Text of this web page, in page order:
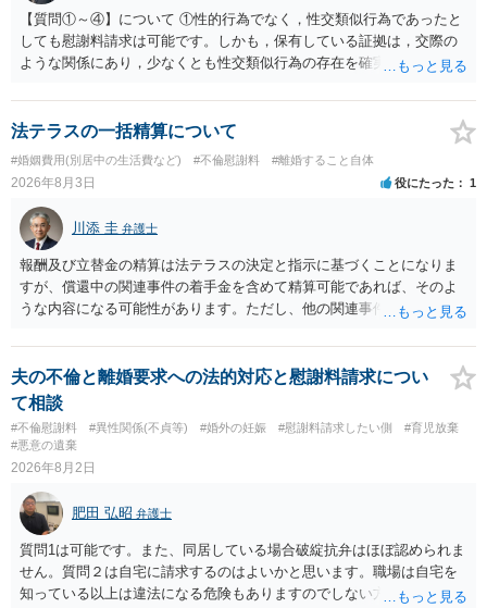
【質問①～④】について ①性的行為でなく，性交類似行為であったと
しても慰謝料請求は可能です。しかも，保有している証拠は，交際の
ような関係にあり，少なくとも性交類似行為の存在を確実に証明でき
ことを窺わせるものです。）。ですから，慰謝料請求を進めることで
よいと思います。 ただ．慰謝料額については，婚姻破綻に至っていな
いとして，この点を考慮されることになるかもしれません。 ②夫との
今後のことを考えて書いてもらうか否かを検討するのがよいと思いま
す。今ある証拠以上のことを証明（証明力を強めることも含む）でき
るのであれば，前向きに検討を進めるという考え方でもよいでしょ
う。慰謝料請求としては証拠として使えることが前提であり，その価
値と夫との関係との均衡のように思います。 ③行政書士に委任をして
いるのであれば，どのような内容の委任なのか不明ですが，その行政
書士との協議になると思います。請求するか，訴訟にするか，その点
の見極めや，相手方は性交類似行為は認めているのか，それさえも否
定しているのかによって，考え方・進め方は変わってくると思いま
す。 ④性交類似行為を認めているにもかかわらず支払を拒否するので
あれば，本人（行政書士でも同じだと思います。）への対応ではあま
り変わらないように思います。減額で折り合えるなら本人様の交渉で
もよいように思いますが，ゼロかどうかの観点であれば，訴訟に進む
しかなくなるようにも思います。そうしますと，お近くの弁護士に相
談して進めることを検討した方がよいようにも思います。
法テラスの一括精算について
#婚姻費用(別居中の生活費など) #不倫慰謝料 #離婚すること自体
2026年8月3日 役にたった 1
川添 圭 弁護士
報酬及び立替金の精算は法テラスの決定と指示に基づくことになりま
すが、償還中の関連事件の着手金を含めて精算可能であれば、そのよ
うな内容になる可能性があります。ただし、他の関連事件でも相手方
情によって対応が違いますので、法テラスへお尋ねいただいた方が確
実です。
夫の不倫と離婚要求への法的対応と慰謝料請求につい
て相談
#不倫慰謝料 #異性関係(不貞等) #婚外の妊娠 #慰謝料請求したい側
#育児放棄
#悪意の遺棄
2026年8月2日
肥田 弘昭 弁護士
質問1は可能です。また、同居している場合破綻抗弁はほぼ認められま
せん。質問２は自宅に請求するのはよいかと思います。職場は自宅を
知っている以上は違法になる危険もありますのでしない方が良いで